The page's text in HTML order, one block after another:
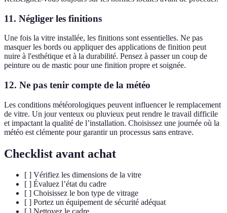
11. Négliger les finitions
Une fois la vitre installée, les finitions sont essentielles. Ne pas
masquer les bords ou appliquer des applications de finition peut
nuire à l'esthétique et à la durabilité. Pensez à passer un coup de
peinture ou de mastic pour une finition propre et soignée.
12. Ne pas tenir compte de la météo
Les conditions météorologiques peuvent influencer le remplacement
de vitre. Un jour venteux ou pluvieux peut rendre le travail difficile
et impactant la qualité de l’installation. Choisissez une journée où la
météo est clémente pour garantir un processus sans entrave.
Checklist avant achat
[ ] Vérifiez les dimensions de la vitre
[ ] Évaluez l’état du cadre
[ ] Choisissez le bon type de vitrage
[ ] Portez un équipement de sécurité adéquat